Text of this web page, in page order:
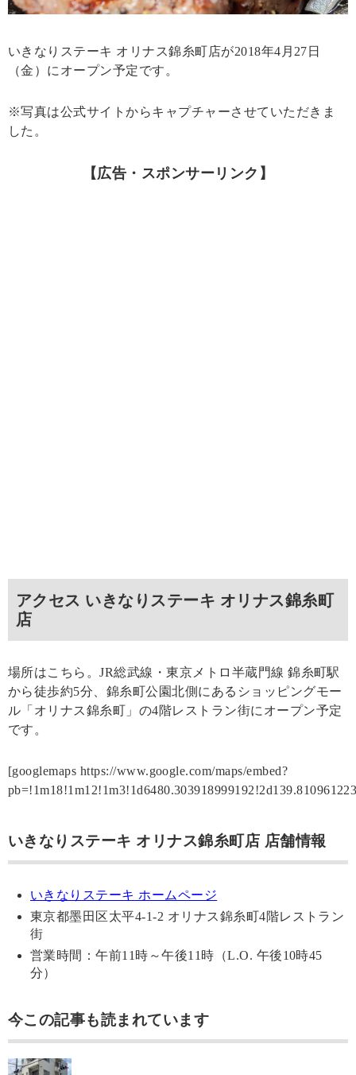
いきなりステーキ オリナス錦糸町店が2018年4月27日
（金）にオープン予定です。
※写真は公式サイトからキャプチャーさせていただきま
した。
【広告・スポンサーリンク】
アクセス いきなりステーキ オリナス錦糸町
店
場所はこちら。JR総武線・東京メトロ半蔵門線 錦糸町駅
から徒歩約5分、錦糸町公園北側にあるショッピングモー
ル「オリナス錦糸町」の4階レストラン街にオープン予定
です。
[googlemaps https://www.google.com/maps/embed?
いきなりステーキ オリナス錦糸町店 店舗情報
いきなりステーキ ホームページ
東京都墨田区太平4-1-2 オリナス錦糸町4階レストラン
街
営業時間：午前11時～午後11時（L.O. 午後10時45
分）
今この記事も読まれています